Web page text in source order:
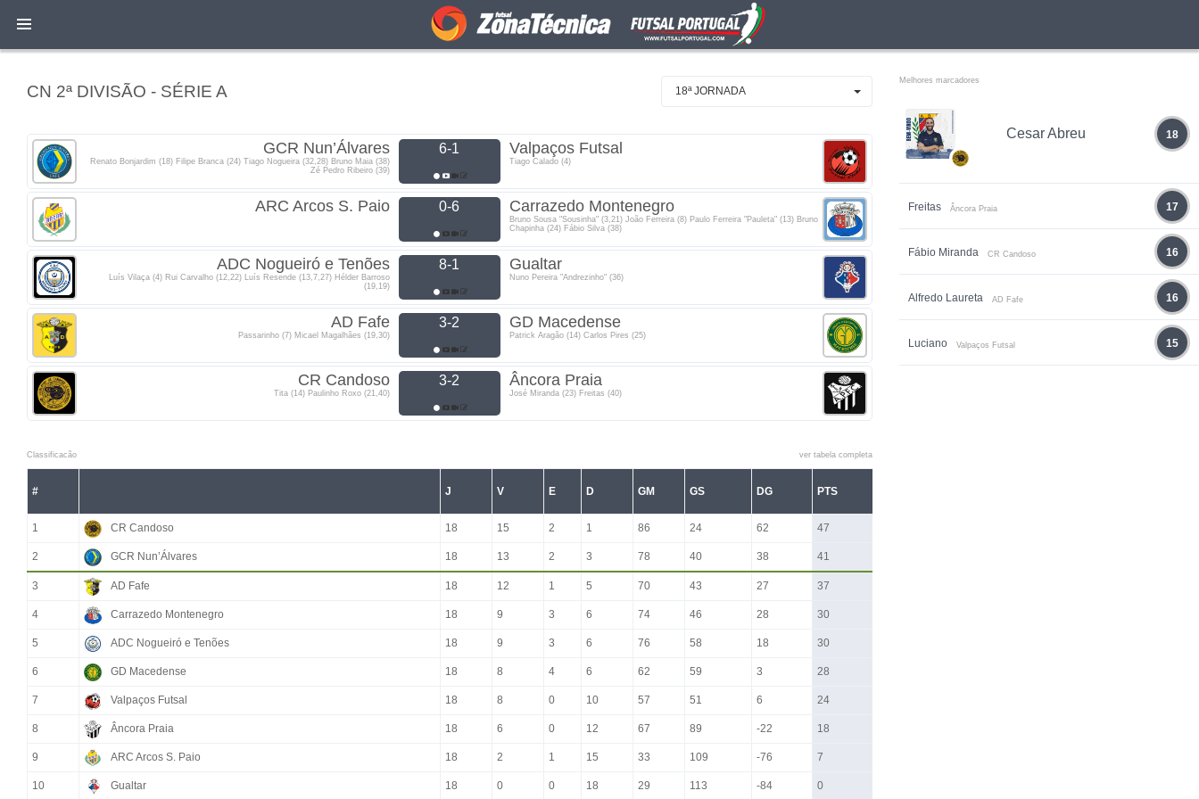
CN 2ª DIVISÃO - SÉRIE A 18ª JORNADA
GCR Nun’Álvares
Renato Bonjardim (18) Filipe Branca (24) Tiago Nogueira (32,28) Bruno Maia (38)
Zé Pedro Ribeiro (39)
6-1 Valpaços Futsal
Tiago Calado (4)
ARC Arcos S. Paio 0-6 Carrazedo Montenegro
Bruno Sousa "Sousinha" (3,21) João Ferreira (8) Paulo Ferreira "Pauleta" (13) Bruno
Chapinha (24) Fábio Silva (38)
ADC Nogueiró e Tenões
Luís Vilaça (4) Rui Carvalho (12,22) Luís Resende (13,7,27) Hélder Barroso
(19,19)
8-1 Gualtar
Nuno Pereira "Andrezinho" (36)
AD Fafe
Passarinho (7) Micael Magalhães (19,30)
3-2 GD Macedense
Patrick Aragão (14) Carlos Pires (25)
CR Candoso
Tita (14) Paulinho Roxo (21,40)
3-2 Âncora Praia
José Miranda (23) Freitas (40)
Classificacão ver tabela completa
# J V E D GM GS DG PTS
1 CR Candoso 18 15 2 1 86 24 62 47
2 GCR Nun’Álvares 18 13 2 3 78 40 38 41
3 AD Fafe 18 12 1 5 70 43 27 37
4 Carrazedo Montenegro 18 9 3 6 74 46 28 30
5 ADC Nogueiró e Tenões 18 9 3 6 76 58 18 30
6 GD Macedense 18 8 4 6 62 59 3 28
7 Valpaços Futsal 18 8 0 10 57 51 6 24
8 Âncora Praia 18 6 0 12 67 89 -22 18
9 ARC Arcos S. Paio 18 2 1 15 33 109 -76 7
10 Gualtar 18 0 0 18 29 113 -84 0
Melhores marcadores
Cesar Abreu 18
Freitas Âncora Praia 17
Fábio Miranda CR Candoso 16
Alfredo Laureta AD Fafe 16
Luciano Valpaços Futsal 15